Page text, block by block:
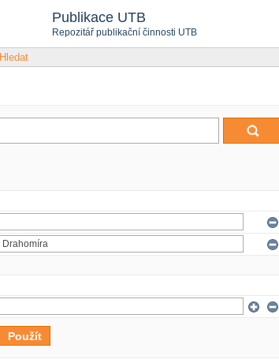
Publikace UTB
Repozitář publikační činnosti UTB
Hledat